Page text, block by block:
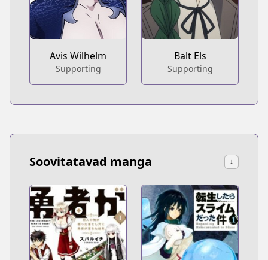
Avis Wilhelm
Supporting
Balt Els
Supporting
Soovitatavad manga ↓